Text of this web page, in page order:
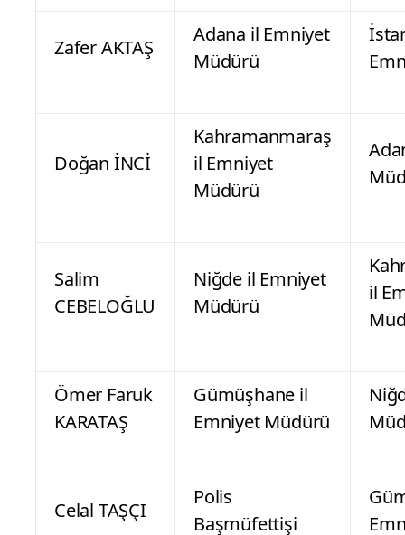
Zafer AKTAŞ
Adana il Emniyet
Müdürü
Doğan İNCİ
Kahramanmaraş
il Emniyet
Müdürü
Salim
CEBELOĞLU
Niğde il Emniyet
Müdürü
il
Ömer Faruk
KARATAŞ
Gümüşhane il
Emniyet Müdürü
Celal TAŞÇI
Polis
Başmüfettişi